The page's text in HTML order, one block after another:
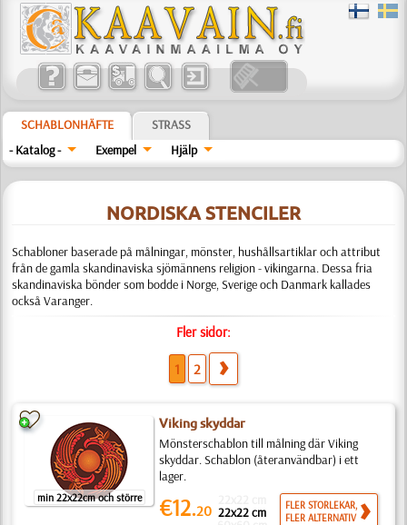
SCHABLONHÄFTE
STRASS
- Katalog -
Exempel Hjälp
NORDISKA STENCILER
Schabloner baserade på målningar, mönster, hushållsartiklar och attribut
från de gamla skandinaviska sjömännens religion - vikingarna. Dessa fria
skandinaviska bönder som bodde i Norge, Sverige och Danmark kallades
också Varanger.
Fler sidor:
1 2
min 22x22cm och större
Viking skyddar
Mönsterschablon till målning där Viking
skyddar. Schablon (återanvändbar) i ett
lager.
€12.20 22x22 cm
FLER STORLEKAR,
FLER ALTERNATIV